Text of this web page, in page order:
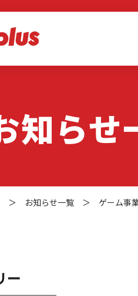
知らせ
＞ お知らせ一覧 ＞ ゲーム事
ー